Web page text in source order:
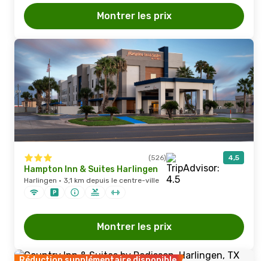
Montrer les prix
(526) 4,5
Hampton Inn & Suites Harlingen
Harlingen · 3,1 km depuis le centre-ville
Montrer les prix